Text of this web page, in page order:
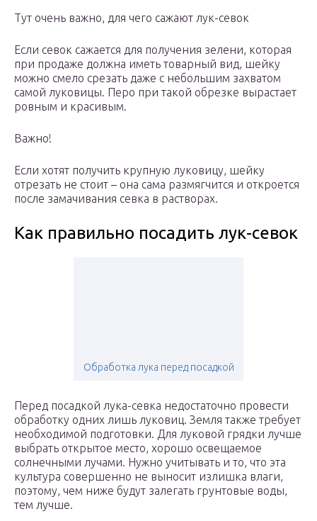
Тут очень важно, для чего сажают лук-севок
Если севок сажается для получения зелени, которая
при продаже должна иметь товарный вид, шейку
можно смело срезать даже с небольшим захватом
самой луковицы. Перо при такой обрезке вырастает
ровным и красивым.
Важно!
Если хотят получить крупную луковицу, шейку
отрезать не стоит – она сама размягчится и откроется
после замачивания севка в растворах.
Как правильно посадить лук-севок
Обработка лука перед посадкой
Перед посадкой лука-севка недостаточно провести
обработку одних лишь луковиц. Земля также требует
необходимой подготовки. Для луковой грядки лучше
выбрать открытое место, хорошо освещаемое
солнечными лучами. Нужно учитывать и то, что эта
культура совершенно не выносит излишка влаги,
поэтому, чем ниже будут залегать грунтовые воды,
тем лучше.